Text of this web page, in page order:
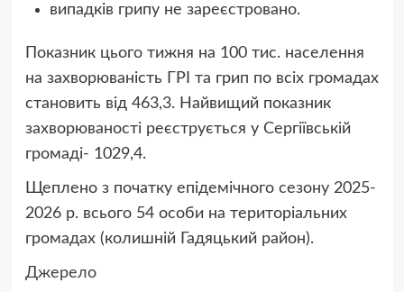
випадків грипу не зареєстровано.
Показник цього тижня на 100 тис. населення
на захворюваність ГРІ та грип по всіх громадах
становить від 463,3. Найвищий показник
захворюваності реєструється у Сергіївській
громаді- 1029,4.
Щеплено з початку епідемічного сезону 2025-
2026 р. всього 54 особи на територіальних
громадах (колишній Гадяцький район).
Джерело